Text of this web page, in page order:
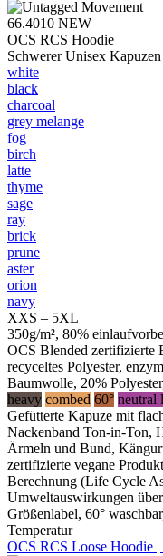
66.4010 NEW
OCS RCS Hoodie
Schwerer Unisex
white
black
charcoal
grey melange
fog
birch
latte
thyme
sage
ray
brick
prune
aster
orion
navy
XXS – 5XL
350g/m², 80%
OCS Blended zertifizierte
recyceltes Polyester,
Baumwolle, 20%
heavy combed 60° neutral
Gefütterte Kapuze mit
Nackenband Ton-in-Ton,
Ärmeln und Bund,
zertifizierte vegane
Berechnung (Life Cycle
Umweltauswirkungen
Größenlabel, 60°
Temperatur
OCS RCS Loose Hoodie